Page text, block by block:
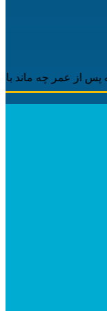
عمر چه ماند باقی